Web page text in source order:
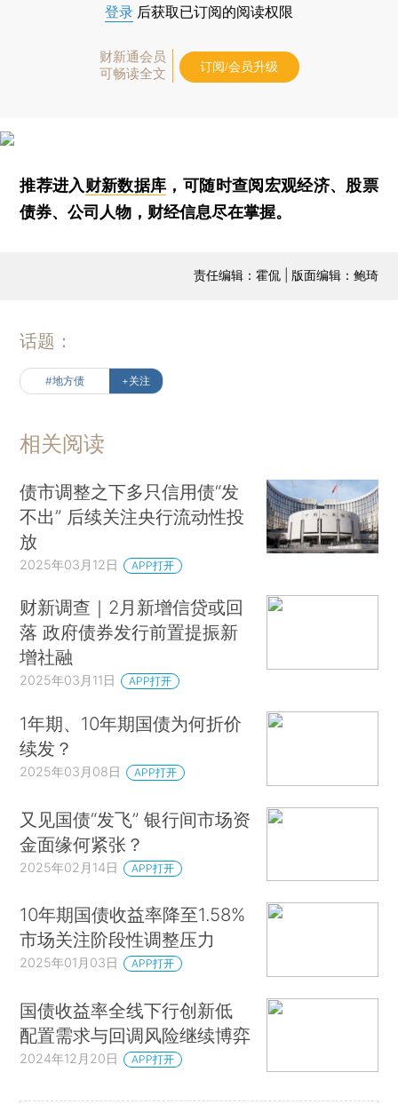
登录 后获取已订阅的阅读权限
财新通会员
可畅读全文
订阅/会员升级
推荐进入财新数据库 ，可随时查阅宏观经济、股票
债券、公司人物，财经信息尽在掌握。
责任编辑：霍侃 | 版面编辑：鲍琦
话题：
#地方债 +关注
相关阅读
债市调整之下多只信用债“发
不出” 后续关注央行流动性投
放
2025年03月12日 APP打开
财新调查｜2月新增信贷或回
落 政府债券发行前置提振新
增社融
2025年03月11日 APP打开
1年期、10年期国债为何折价
续发？
2025年03月08日 APP打开
又见国债“发飞” 银行间市场资
金面缘何紧张？
2025年02月14日 APP打开
10年期国债收益率降至1.58%
市场关注阶段性调整压力
2025年01月03日 APP打开
国债收益率全线下行创新低
配置需求与回调风险继续博弈
2024年12月20日 APP打开